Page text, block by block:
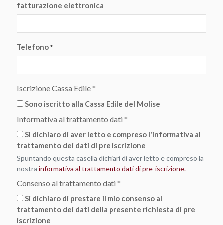
fatturazione elettronica
Telefono*
Iscrizione Cassa Edile*
Sono iscritto alla Cassa Edile del Molise
Informativa al trattamento dati *
SI dichiaro di aver letto e compreso l'informativa al
trattamento dei dati di pre iscrizione
Spuntando questa casella dichiari di aver letto e compreso la
nostra informativa al trattamento dati di pre-iscrizione.
Consenso al trattamento dati *
Si dichiaro di prestare il mio consenso al
trattamento dei dati della presente richiesta di pre
iscrizione